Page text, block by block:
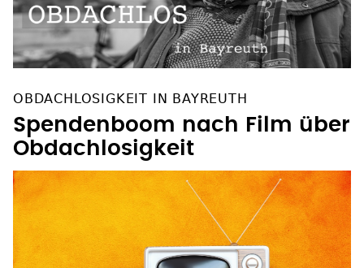
OBDACHLOSIGKEIT IN BAYREUTH
Spendenboom nach Film über
Obdachlosigkeit